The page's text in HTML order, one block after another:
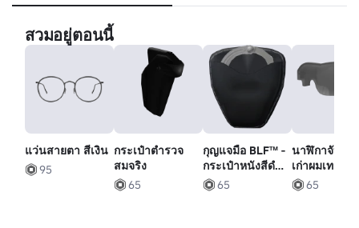
สวมอยู่ตอนนี้
แว่นสายตา สีเงิน
95
กระเป๋าตํารวจ
สมจริง
65
กุญแจมือ BLF™ -
กระเป๋าหนังสีดํา
[1.0]
65
นาฬิกาจับเว
เก่าผมเทา
65